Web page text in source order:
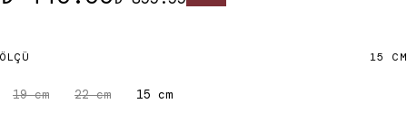
ÖLÇÜ 15 CM
19 cm 22 cm 15 cm